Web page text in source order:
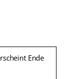
Ende